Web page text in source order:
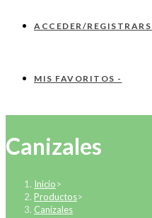
ACCEDER/
MIS FAVORITOS -
Canizales
Inicio>
Productos>
Canizales